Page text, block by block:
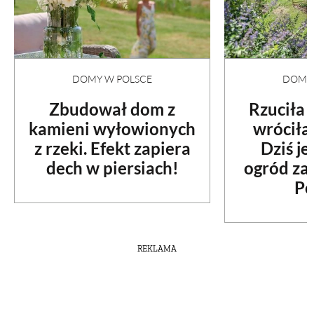
DOMY W POLSCE
Zbudował dom z
kamieni wyłowionych
z rzeki. Efekt zapiera
dech w piersiach!
DOMY
Rzuciła
Dziś
ogród
REKLAMA